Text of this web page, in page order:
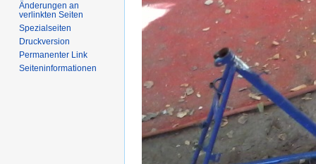
Änderungen an
verlinkten Seiten
Spezialseiten
Druckversion
Permanenter Link
Seiten­informationen